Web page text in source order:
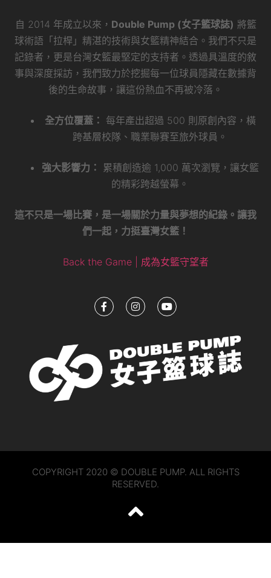
自 2014 年成立以來， Double Pump (女子籃球誌) 將籃
球術語「拉桿」精湛的技術與女籃精神結合。我們不只是
記錄者，更是台灣女籃最堅定的支持者。透過具溫度的敘
事與深度採訪，我們致力於挖掘每一位球員隱藏在數據背
後的生命故事，讓這份熱血不再被冷落。
全方位覆蓋： 每年產出超過 500 則原創內容，橫
跨基層校隊、職業聯賽至旅外球員。
強大影響力：
累積創造逾 1,000 萬次瀏覽，讓女籃
的精彩跨越螢幕。
這不只是一場比賽，是一場關於力量與夢想的紀錄。讓我
們一起，力挺臺灣女籃！
Back the Game | 成為女籃守望者
COPYRIGHT 2020 © DOUBLE PUMP. ALL RIGHTS
RESERVED.